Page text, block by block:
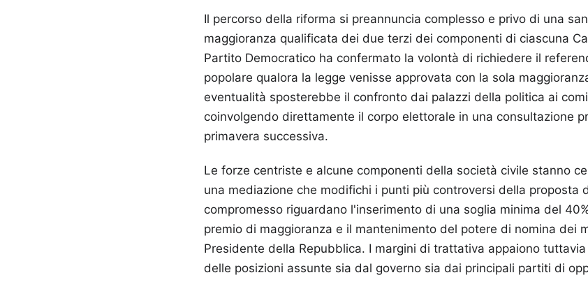
Il percorso della riforma si preannuncia complesso e privo di una
maggioranza qualificata dei due terzi dei componenti di ciascuna
Partito Democratico ha confermato la volontà di richiedere il
popolare qualora la legge venisse approvata con la sola
eventualità sposterebbe il confronto dai palazzi della politica ai
coinvolgendo direttamente il corpo elettorale in una consultazione
primavera successiva.
Le forze centriste e alcune componenti della società civile stanno
una mediazione che modifichi i punti più controversi della proposta
compromesso riguardano l'inserimento di una soglia minima del
premio di maggioranza e il mantenimento del potere di nomina dei
Presidente della Repubblica. I margini di trattativa appaiono
delle posizioni assunte sia dal governo sia dai principali partiti di